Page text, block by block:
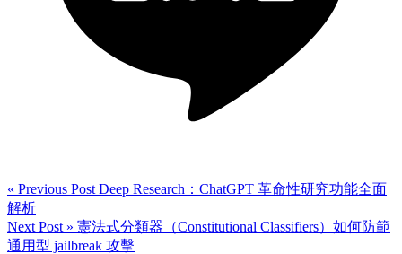
« Previous Post Deep Research：ChatGPT 革命性研究功能全面
解析
Next Post » 憲法式分類器（Constitutional Classifiers）如何防範
通用型 jailbreak 攻擊